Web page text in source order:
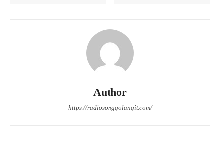
Author
https://radiosonggolangit.com/